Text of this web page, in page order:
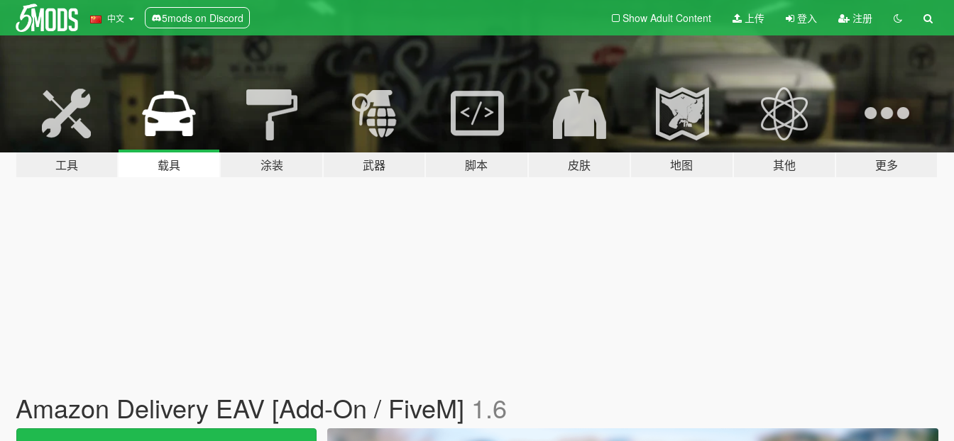
中文 5mods on Discord Show Adult Content 上传 登入 注册
工具 载具 涂装 武器 脚本 皮肤 地图 其他 更多
Amazon Delivery EAV [Add-On / FiveM] 1.6